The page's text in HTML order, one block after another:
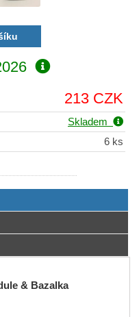
213 CZK
Skladem
6 ks
& Bazalka